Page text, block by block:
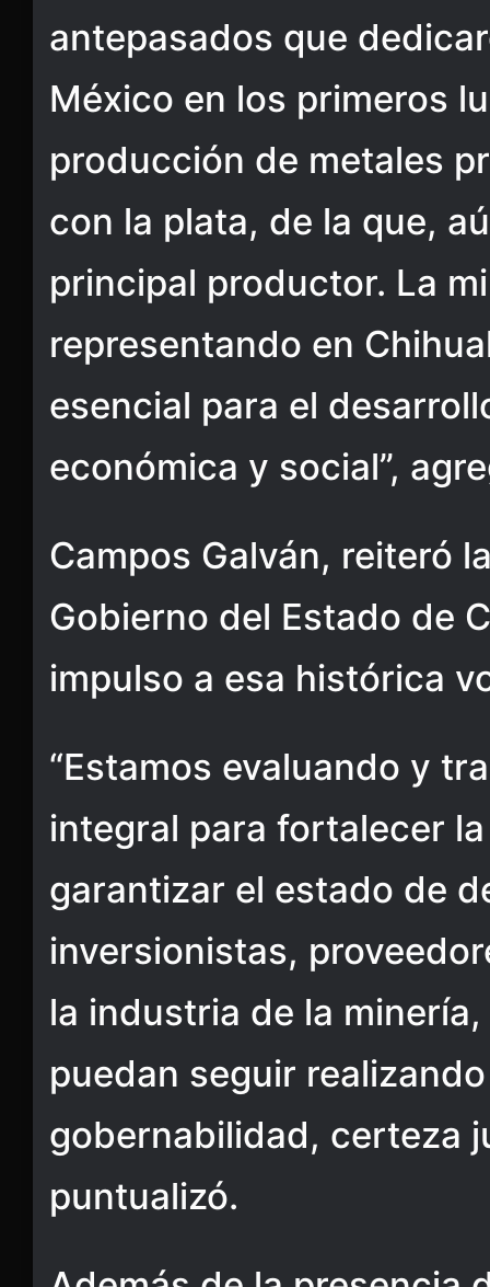
antepasados que
México en los primeros
producción de metales
con la plata, de la que,
principal productor. La
representando en
esencial para el
económica y social”,
Campos Galván, reiteró
Gobierno del Estado de
impulso a esa histórica
“Estamos evaluando y
integral para fortalecer
garantizar el estado de
inversionistas,
la industria de la
puedan seguir
gobernabilidad, certeza
puntualizó.